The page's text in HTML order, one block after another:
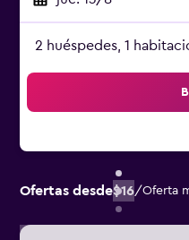
2 huéspedes, 1
Ofertas desde$16/Oferta